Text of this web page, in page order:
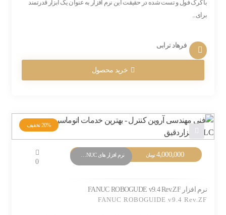
با کرک فول و تست شده در حقیقت این نرم افزار به عنوان یک ابزار قدرتمند
برای...
فرهاد ترابی
خرید محصول
20% تخفیف
4,000,000 تومان
0
نرم افزار FANUC ROBOGUDE v9.4 Rev.ZF
FANUC ROBOGUIDE v9.4 Rev.ZF